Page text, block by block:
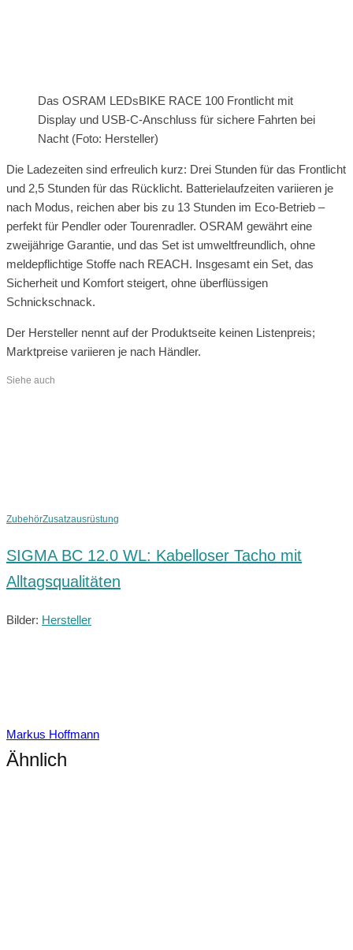
Das OSRAM LEDsBIKE RACE 100 Frontlicht mit
Display und USB-C-Anschluss für sichere Fahrten bei
Nacht (Foto: Hersteller)
Die Ladezeiten sind erfreulich kurz: Drei Stunden für das Frontlicht
und 2,5 Stunden für das Rücklicht. Batterielaufzeiten variieren je
nach Modus, reichen aber bis zu 13 Stunden im Eco-Betrieb –
perfekt für Pendler oder Tourenradler. OSRAM gewährt eine
zweijährige Garantie, und das Set ist umweltfreundlich, ohne
meldepflichtige Stoffe nach REACH. Insgesamt ein Set, das
Sicherheit und Komfort steigert, ohne überflüssigen
Schnickschnack.
Der Hersteller nennt auf der Produktseite keinen Listenpreis;
Marktpreise variieren je nach Händler.
Siehe auch
ZubehörZusatzausrüstung
SIGMA BC 12.0 WL: Kabelloser Tacho mit
Alltagsqualitäten
Bilder: Hersteller
Markus Hoffmann
Ähnlich